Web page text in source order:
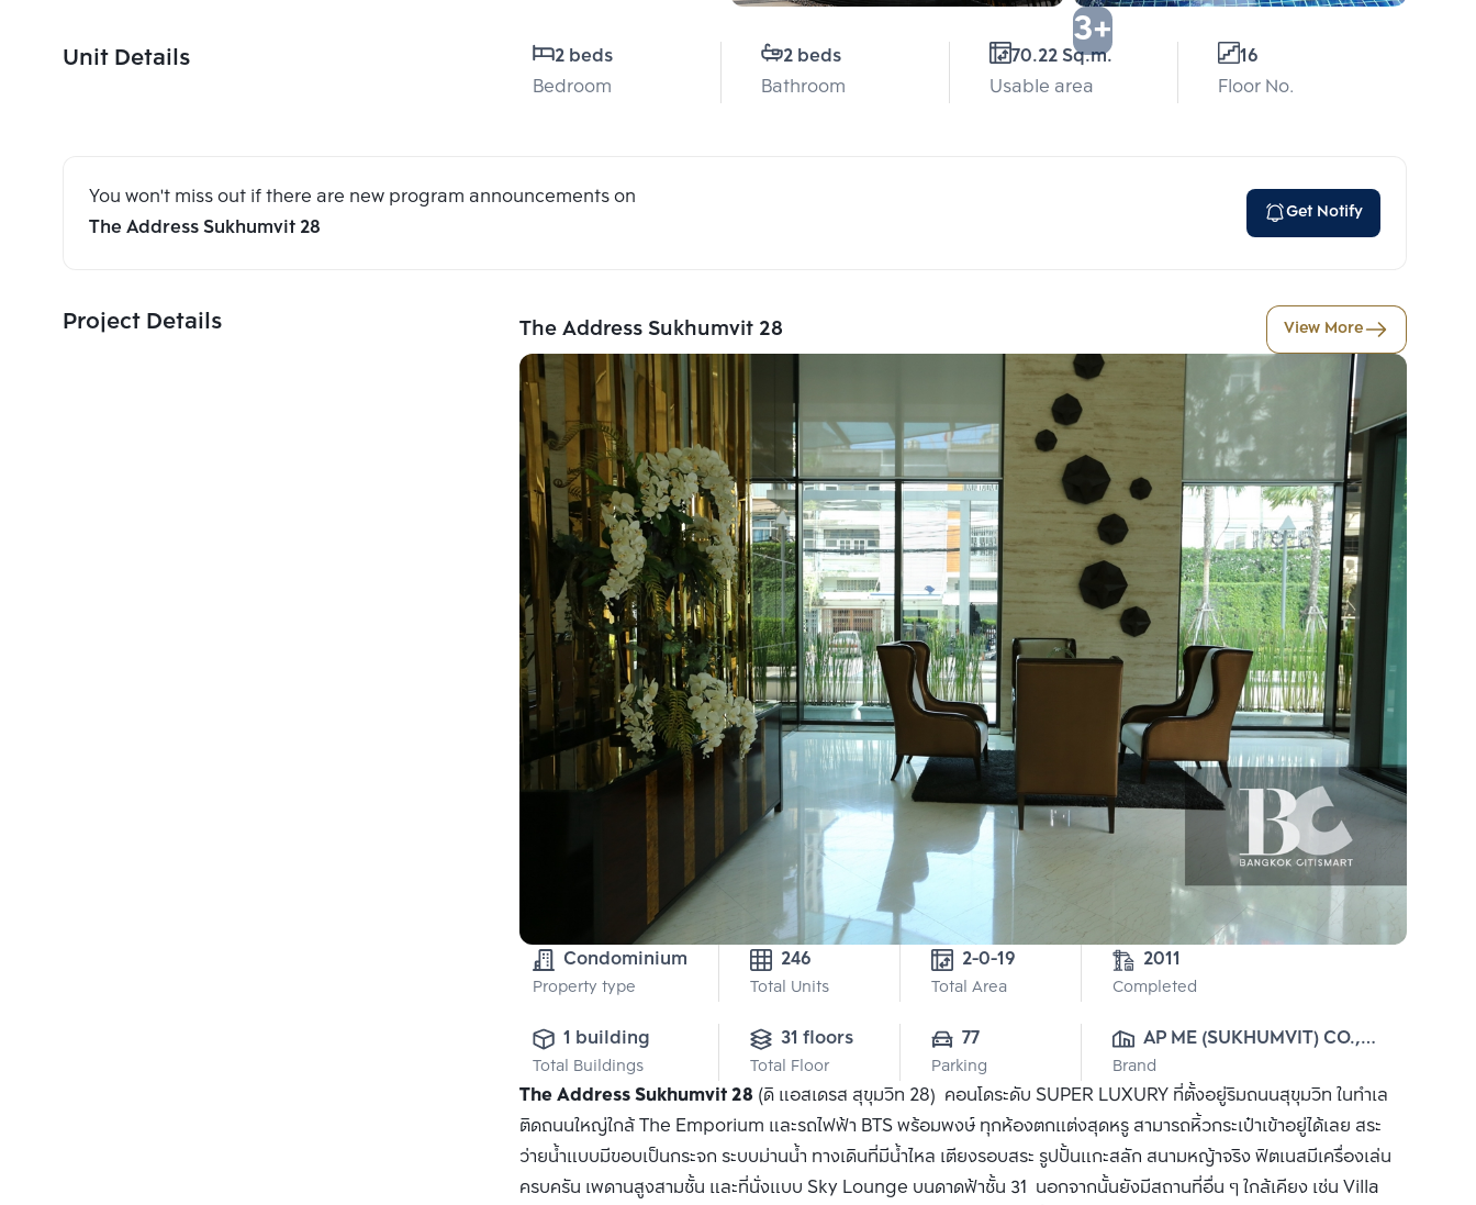
3+
Unit Details
2 beds
Bedroom
2 beds
Bathroom
70.22 Sq.m.
Usable area
16
Floor No.
You won't miss out if there are new program announcements on
The Address Sukhumvit 28
Get Notify
Project Details The Address Sukhumvit 28 View More
Condominium
Property type
246
Total Units Total Area
2011
Completed
1 building
Total Buildings
31 floors
Total Floor
77
Parking
AP ME (SUKHUMVIT) CO.,
LTD.
Brand
The Address Sukhumvit 28 (ดิ แอสเดรส สุขุมวิท 28) คอนโดระดับ SUPER LUXURY ที่ตั้งอยู่ริมถนนสุขุมวิท ในทำเล
ติดถนนใหญ่ใกล้ The Emporium และรถไฟฟ้า BTS พร้อมพงษ์ ทุกห้องตกแต่งสุดหรู สามารถหิ้วกระเป๋าเข้าอยู่ได้เลย สระ
ว่ายน้ำแบบมีขอบเป็นกระจก ระบบม่านน้ำ ทางเดินที่มีน้ำไหล เตียงรอบสระ รูปปั้นแกะสลัก สนามหญ้าจริง ฟิตเนสมีเครื่องเล่น
ครบครัน เพดานสูงสามชั้น และที่นั่งแบบ Sky Lounge บนดาดฟ้าชั้น 31 นอกจากนั้นยังมีสถานที่อื่น ๆ ใกล้เคียง เช่น Villa